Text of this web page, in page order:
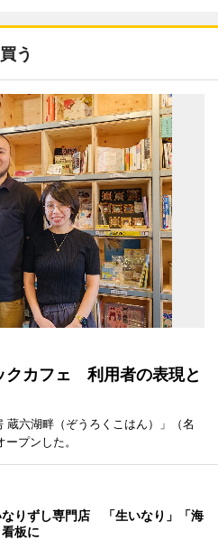
買う
クカフェ 利用者の表現と
蔵六湖畔（ぞうろくこはん）」（名
プンした。
なりずし専門店 「生いなり」「海
板に